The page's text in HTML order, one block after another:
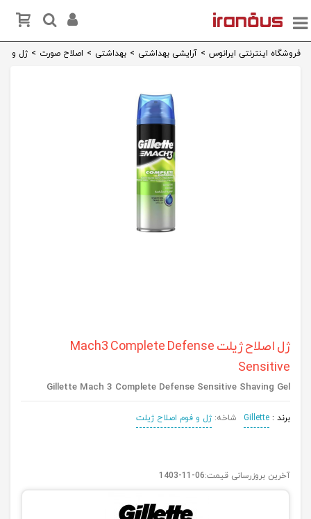
فروشگاه اینترنتی ایرانوس > آرایشی بهداشتی > بهداشتی > اصلاح صورت > ژل و
ژل اصلاح ژیلت Mach3 Complete Defense
Sensitive
Gillette Mach 3 Complete Defense Sensitive Shaving Gel
برند : Gillette شاخه: ژل و فوم اصلاح ژیلت
آخرین بروزرسانی قیمت:1403-11-06